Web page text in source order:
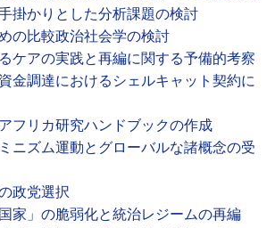
掛かりとした分析課題の検討
の比較政治社会学の検討
ケアの実践と再編に関する予備的考察
金調達におけるシェルキャット契約に
フリカ研究ハンドブックの作成
ニズム運動とグローバルな諸概念の受
政党選択
家」の脆弱化と統治レジームの再編